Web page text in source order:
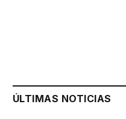
ÚLTIMAS NOTICIAS